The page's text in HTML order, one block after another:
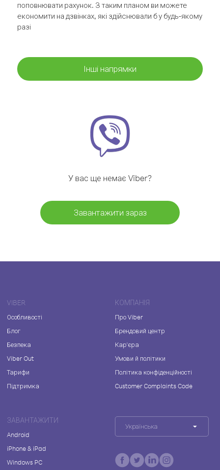
поповнювати рахунок. З таким планом ви можете
економити на дзвінках, які здійснювали б у будь-якому
разі
Інші напрямки
У вас ще немає Viber?
Завантажити зараз
VIBER
Особливості
Блог
Безпека
Viber Out
Тарифи
Підтримка
КОМПАНІЯ
Про Viber
Брендовий центр
Кар'єра
Умови й політики
Політика конфіденційності
Customer Complaints Code
ЗАВАНТАЖИТИ
Android
iPhone & iPad
Windows PC
Українська